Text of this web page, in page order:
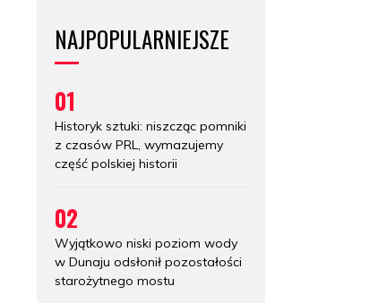
NAJPOPULARNIEJSZE
01
Historyk sztuki: niszcząc pomniki
z czasów PRL, wymazujemy
część polskiej historii
02
Wyjątkowo niski poziom wody
w Dunaju odsłonił pozostałości
starożytnego mostu